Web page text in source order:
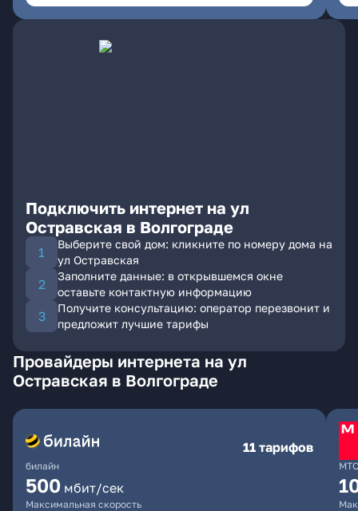
Подключить интернет на ул
Остравская в Волгограде
Выберите свой дом: кликните по номеру дома на
ул Остравская
Заполните данные: в открывшемся окне
оставьте контактную информацию
Получите консультацию: оператор перезвонит и
предложит лучшие тарифы
Провайдеры интернета на ул
Остравская в Волгограде
билайн
11 тарифов
500 мбит/сек
Максимальная скорость
МТС